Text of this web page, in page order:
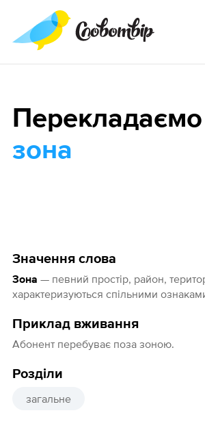
Значення слова
Зона — певний простір, район,
характеризуються спільними
Приклад вживання
Абонент перебуває поза зоною.
Розділи
загальне
зона